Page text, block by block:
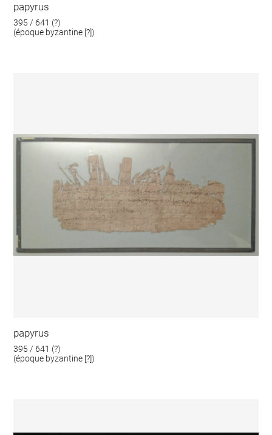
papyrus
395 / 641 (?)
(époque byzantine [?])
papyrus
395 / 641 (?)
(époque byzantine [?])